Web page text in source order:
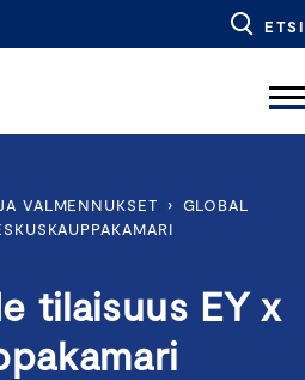
ETSI
VALMENNUKSET › GLOBAL
tilaisuus EY x